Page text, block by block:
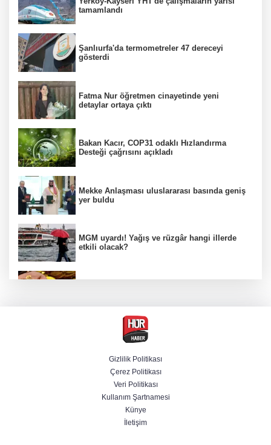
tamamlandı
Şanlıurfa'da termometreler 47 dereceyi
gösterdi
Fatma Nur öğretmen cinayetinde yeni
detaylar ortaya çıktı
Bakan Kacır, COP31 odaklı Hızlandırma
Desteği çağrısını açıkladı
Mekke Anlaşması uluslararası basında geniş
yer buldu
MGM uyardı! Yağış ve rüzgâr hangi illerde
etkili olacak?
Öğrenci affında yeni dönem! Üniversiteye
dönüş yolu açıldı
BAE, İran'ın Hürmüz Boğazı'nda bir gemisini
füzeyle hedef aldığını duyurdu
Adana'da içme suyu tünel hattında göçük: 1
Gizlilik Politikası
Çerez Politikası
Veri Politikası
Kullanım Şartnamesi
Künye
İletişim